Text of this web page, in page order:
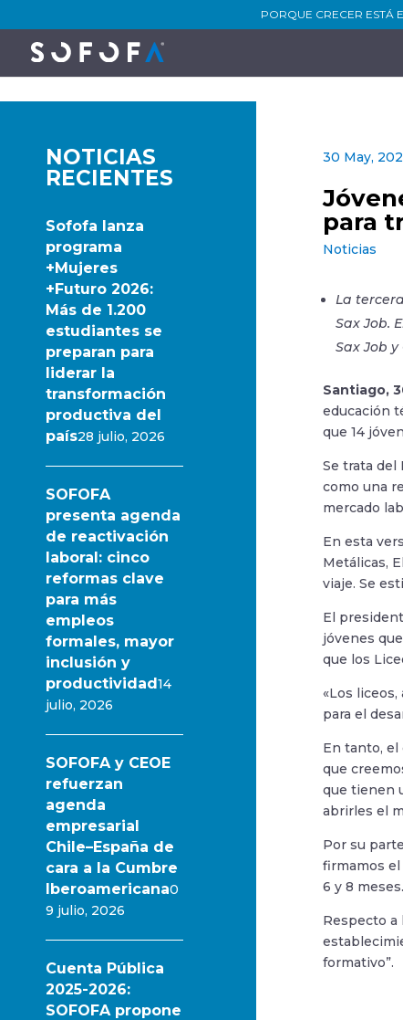
PORQUE CRECER ESTÁ
NOTICIAS
RECIENTES
Sofofa lanza
programa
+Mujeres
+Futuro 2026:
Más de 1.200
estudiantes se
preparan para
liderar la
transformación
productiva del
país28 julio, 2026
SOFOFA
presenta agenda
de reactivación
laboral: cinco
reformas clave
para más
empleos
formales, mayor
inclusión y
productividad14
julio, 2026
SOFOFA y CEOE
refuerzan
agenda
empresarial
Chile–España de
cara a la Cumbre
Iberoamericana0
9 julio, 2026
Cuenta Pública
2025-2026:
SOFOFA propone
30 May,
para
Noticias
La
Sax Job.
Sax Job y
Santiago,
educación
que 14
Se trata del
como una
mercado
En esta
Metálicas,
viaje. Se
El
jóvenes
que los
«Los
para el
En tanto, el
que
que tienen
abrirles el
Por su
firmamos
6 y 8
Respecto a
formativo”.